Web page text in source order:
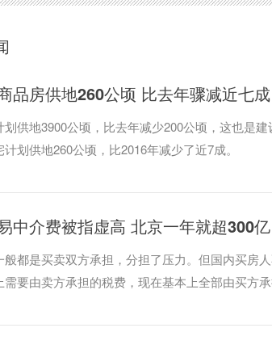
品房供地260公顷 比去年骤减近七成
供地3900公顷，比去年减少200公顷，这也是
划供地260公顷，比2016年减少了近7成。
中介费被指虚高 北京一年就超300亿
般都是买卖双方承担，分担了压力。但国内买房
需要由卖方承担的税费，现在基本上全部由买方